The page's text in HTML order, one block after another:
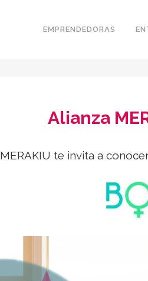
EMPRENDEDORAS
Alianza
MERAKIU te invita a